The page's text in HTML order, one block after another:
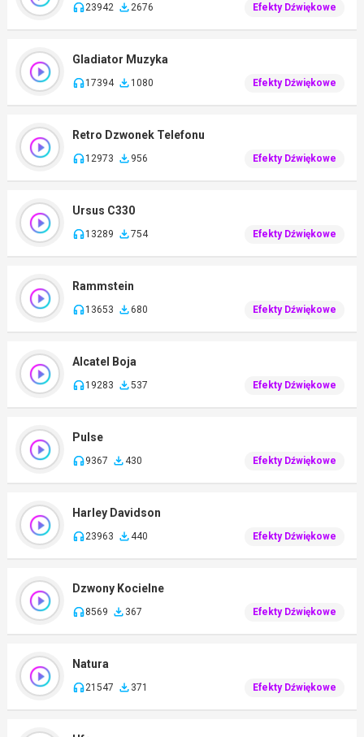
23942 2676 Efekty Dźwiękowe
Gladiator Muzyka
17394 1080 Efekty Dźwiękowe
Retro Dzwonek Telefonu
12973 956 Efekty Dźwiękowe
Ursus C330
13289 754 Efekty Dźwiękowe
Rammstein
13653 680 Efekty Dźwiękowe
Alcatel Boja
19283 537 Efekty Dźwiękowe
Pulse
9367 430 Efekty Dźwiękowe
Harley Davidson
23963 440 Efekty Dźwiękowe
Dzwony Kocielne
8569 367 Efekty Dźwiękowe
Natura
21547 371 Efekty Dźwiękowe